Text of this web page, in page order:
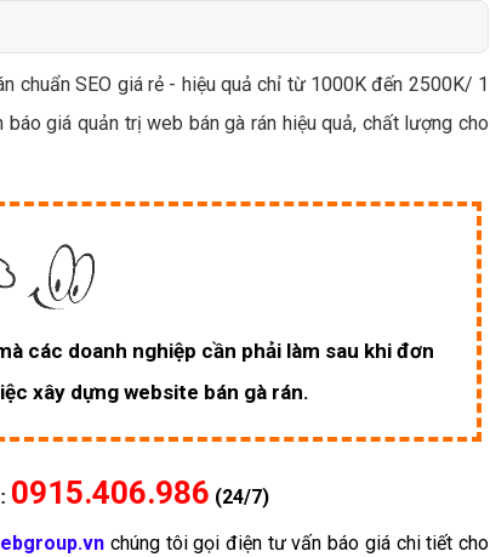
Bảng giá quảng cáo Banner
Bảng giá quản trị Website
chuẩn SEO giá rẻ - hiệu quả chỉ từ 1000K đến 2500K/ 1
giá quản trị web bán gà rán hiệu quả, chất lượng cho
các doanh nghiệp cần phải làm sau khi đơn
xây dựng website bán gà rán.
0915.406.986 (24/7)
chúng tôi gọi điện tư vấn báo giá chi tiết cho